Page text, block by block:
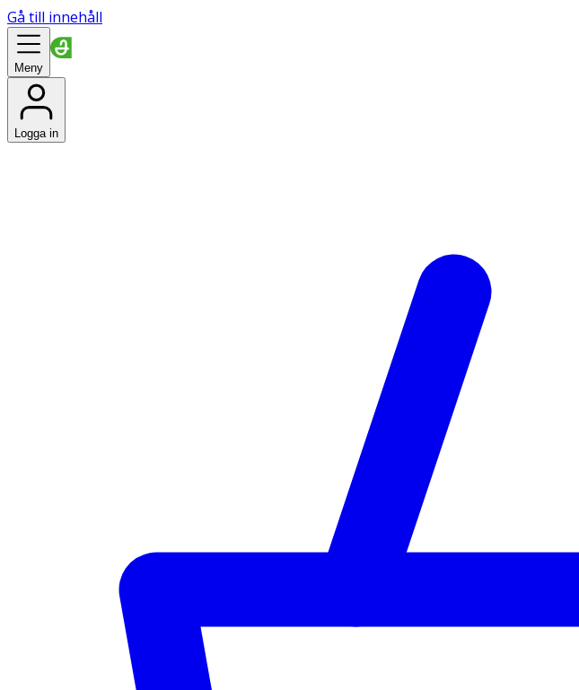
Gå till innehåll
Meny
Logga in